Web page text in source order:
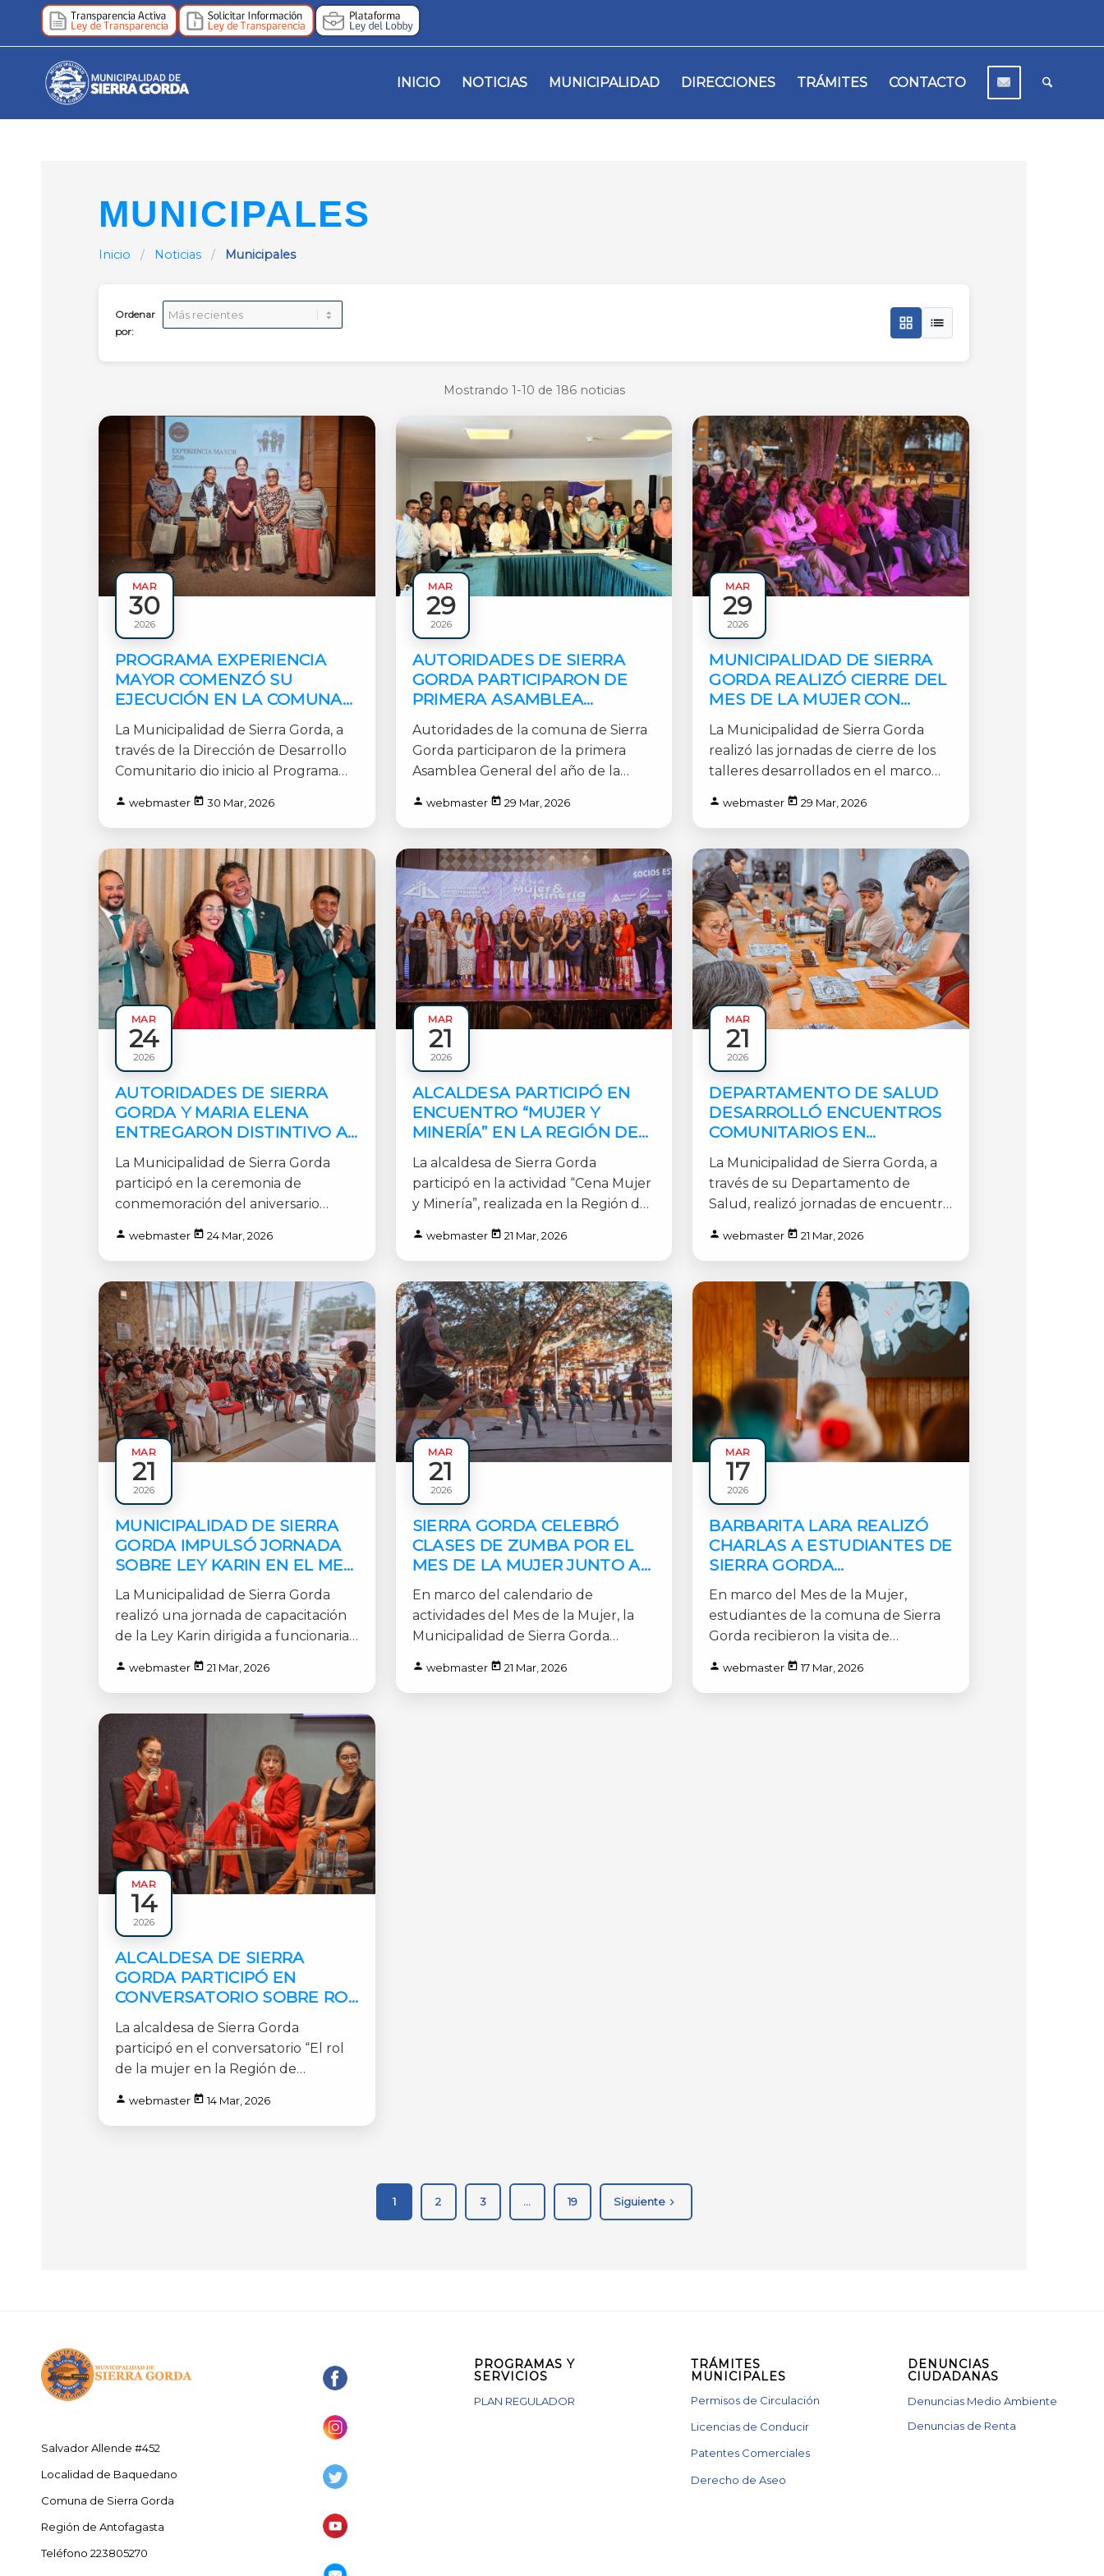
INICIO NOTICIAS MUNICIPALIDAD DIRECCIONES TRÁMITES CONTACTO
MUNICIPALES
Inicio / Noticias / Municipales
Ordenar
por:
Mostrando 1-10 de 186 noticias
Municipales
MAR
30
2026
PROGRAMA EXPERIENCIA
MAYOR COMENZÓ SU
EJECUCIÓN EN LA COMUNA
DE SIERRA GORDA
La Municipalidad de Sierra Gorda, a
través de la Dirección de Desarrollo
Comunitario dio inicio al Programa
webmaster 30 Mar, 2026
Municipales
MAR
29
2026
AUTORIDADES DE SIERRA
GORDA PARTICIPARON DE
PRIMERA ASAMBLEA
GENERAL DE AMRA
Autoridades de la comuna de Sierra
Gorda participaron de la primera
Asamblea General del año de la
webmaster 29 Mar, 2026
Municipales
MAR
29
2026
MUNICIPALIDAD DE SIERRA
GORDA REALIZÓ CIERRE DEL
MES DE LA MUJER CON
TALLERES Y PRESENTACIÓN
MUSICAL DE DANIELA
CASTILLO
La Municipalidad de Sierra Gorda
realizó las jornadas de cierre de los
talleres desarrollados en el marco
webmaster 29 Mar, 2026
Municipales
MAR
24
2026
AUTORIDADES DE SIERRA
GORDA Y MARIA ELENA
ENTREGARON DISTINTIVO AL
147 ANIVERSARIO DE LA
CIUDAD
La Municipalidad de Sierra Gorda
participó en la ceremonia de
conmemoración del aniversario
webmaster 24 Mar, 2026
Municipales
MAR
21
2026
ALCALDESA PARTICIPÓ EN
ENCUENTRO “MUJER Y
MINERÍA” EN LA REGIÓN DE
La alcaldesa de Sierra Gorda
participó en la actividad “Cena Mujer
y Minería”, realizada en la Región de
webmaster 21 Mar, 2026
Municipales
MAR
21
2026
DEPARTAMENTO DE SALUD
DESARROLLÓ ENCUENTROS
COMUNITARIOS EN
GORDA
La Municipalidad de Sierra Gorda, a
través de su Departamento de
Salud, realizó jornadas de encuentro
webmaster 21 Mar, 2026
Municipales
MAR
21
2026
MUNICIPALIDAD DE SIERRA
GORDA IMPULSÓ JORNADA
SOBRE LEY KARIN EN EL MES
DE LA MUJER
La Municipalidad de Sierra Gorda
realizó una jornada de capacitación
de la Ley Karin dirigida a funcionarias
y funcionarios municipales, [...]
webmaster 21 Mar, 2026
Municipales
MAR
21
2026
SIERRA GORDA CELEBRÓ
CLASES DE ZUMBA POR EL
MES DE LA MUJER JUNTO A
IVÁN CABRERA
En marco del calendario de
actividades del Mes de la Mujer, la
Municipalidad de Sierra Gorda
realizó clases de zumba [...]
webmaster 21 Mar, 2026
Municipales
MAR
17
2026
BARBARITA LARA REALIZÓ
CHARLAS A ESTUDIANTES DE
SIERRA GORDA
PARTICIPARON EN
JORNADAS SOBRE
TECNOLOGÍA E INNOVACIÓN
POR EL MES DE LA MUJER
En marco del Mes de la Mujer,
estudiantes de la comuna de Sierra
Gorda recibieron la visita de
Barbarita Lara [...]
webmaster 17 Mar, 2026
Municipales
1 min
MAR
14
2026
ALCALDESA DE SIERRA
GORDA PARTICIPÓ EN
CONVERSATORIO SOBRE ROL
DE LA MUJER EN LA REGIÓN
DE ANTOFAGASTA
La alcaldesa de Sierra Gorda
participó en el conversatorio “El rol
de la mujer en la Región de
Antofagasta”, realizado [...]
webmaster 14 Mar, 2026
1 2 3 … 19 Siguiente
Salvador Allende #452
Localidad de Baquedano
Comuna de Sierra Gorda
Región de Antofagasta
Teléfono 223805270
PROGRAMAS Y
SERVICIOS
PLAN REGULADOR
TRÁMITES
MUNICIPALES
Permisos de Circulación
Licencias de Conducir
Patentes Comerciales
Derecho de Aseo
DENUNCIAS
CIUDADANAS
Denuncias Medio Ambiente
Denuncias de Renta